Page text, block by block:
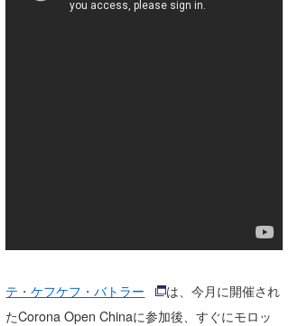
テ・ケフケフ・バトラー
は、今月に開催され
たCorona Open Chinaに参加後、すぐにモロッ